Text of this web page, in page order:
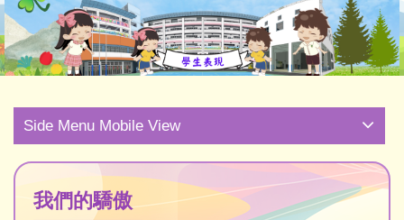
Side Menu Mobile View
我們的驕傲